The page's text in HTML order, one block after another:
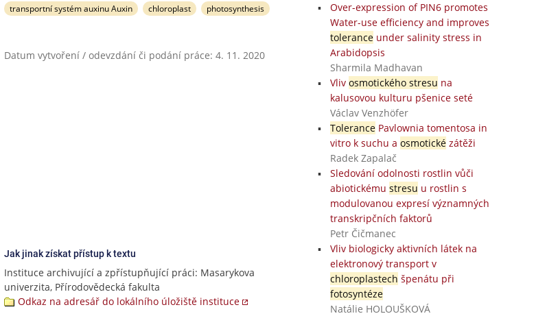
transportní systém auxinu Auxin chloroplast
photosynthesis
Datum vytvoření / odevzdání či podání práce: 4. 11. 2020
Jak jinak získat přístup k textu
Instituce archivující a zpřístupňující práci: Masarykova
univerzita, Přírodovědecká fakulta
Odkaz na adresář do lokálního úložiště instituce
Over-expression of PIN6 promotes
Water-use efficiency and improves
toleranceunder salinity stress in
Arabidopsis
Sharmila Madhavan
Vliv osmotického stresu na
kalusovou kulturu pšenice seté
Václav Venzhöfer
TolerancePavlownia tomentosa in
vitro k suchu a osmotickézátěži
Radek Zapalač
Sledování odolnosti rostlin vůči
abiotickému stresu u rostlin s
modulovanou expresí významných
transkripčních faktorů
Petr Čičmanec
Vliv biologicky aktivních látek na
elektronový transport v
chloroplastech špenátu při
fotosyntéze
Natálie HOLOUŠKOVÁ